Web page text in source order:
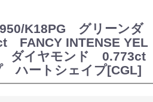
K18PG グリーンダ
FANCY INTENSE YEL
ダイヤモンド 0.773ct
ハートシェイプ[CGL]